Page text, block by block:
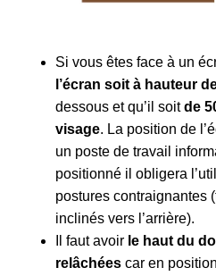
Si vous êtes face à un
l’écran soit à hauteur
dessous et qu’il soitde
visage. La position de
un poste de travail
positionné il obligera
postures contraignantes
inclinés vers l’arrière).
Il faut avoir le haut du
relâchées car en